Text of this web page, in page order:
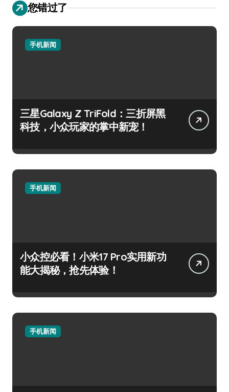
您错过了
手机新闻
三星Galaxy Z TriFold：三折屏黑
科技，小众玩家的掌中新宠！
手机新闻
小众控必看！小米17 Pro实用新功
能大揭秘，抢先体验！
手机新闻